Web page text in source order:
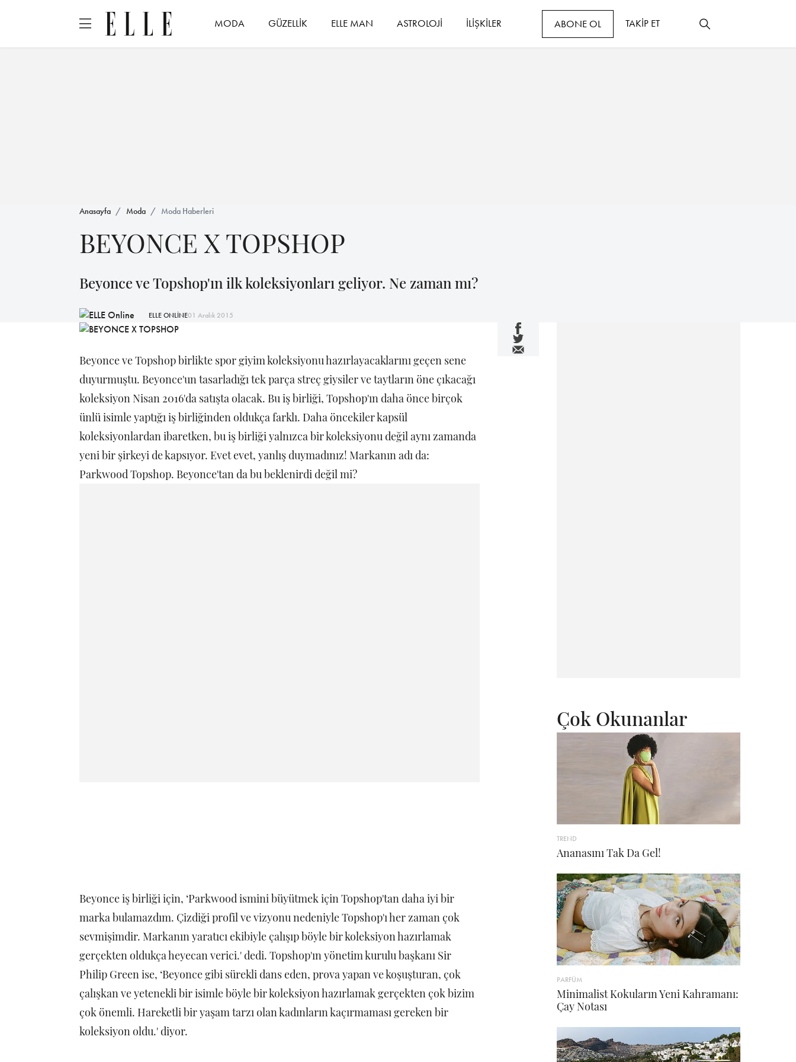
MODA GÜZELLİK ELLE MAN ASTROLOJİ İLİŞKİLER ABONE OL TAKİP ET
Anasayfa Moda Moda Haberleri
BEYONCE X TOPSHOP
Beyonce ve Topshop'ın ilk koleksiyonları geliyor. Ne zaman mı?
ELLE ONLİNE01 Aralık 2015
Beyonce ve Topshop birlikte spor giyim koleksiyonu hazırlayacaklarını geçen sene
duyurmuştu. Beyonce'un tasarladığı tek parça streç giysiler ve taytların öne çıkacağı
koleksiyon Nisan 2016'da satışta olacak. Bu iş birliği, Topshop'ın daha önce birçok
ünlü isimle yaptığı iş birliğinden oldukça farklı. Daha öncekiler kapsül
koleksiyonlardan ibaretken, bu iş birliği yalnızca bir koleksiyonu değil aynı zamanda
yeni bir şirkeyi de kapsıyor. Evet evet, yanlış duymadınız! Markanın adı da:
Parkwood Topshop. Beyonce'tan da bu beklenirdi değil mi?
Beyonce iş birliği için, ‘Parkwood ismini büyütmek için Topshop'tan daha iyi bir
marka bulamazdım. Çizdiği profil ve vizyonu nedeniyle Topshop'ı her zaman çok
sevmişimdir. Markanın yaratıcı ekibiyle çalışıp böyle bir koleksiyon hazırlamak
gerçekten oldukça heyecan verici.' dedi. Topshop'ın yönetim kurulu başkanı Sir
Philip Green ise, ‘Beyonce gibi sürekli dans eden, prova yapan ve koşuşturan, çok
çalışkan ve yetenekli bir isimle böyle bir koleksiyon hazırlamak gerçekten çok bizim
çok önemli. Hareketli bir yaşam tarzı olan kadınların kaçırmaması gereken bir
koleksiyon oldu.' diyor.
Çok Okunanlar
TREND
Ananasını Tak Da Gel!
PARFÜM
Minimalist Kokuların Yeni Kahramanı:
Çay Notası